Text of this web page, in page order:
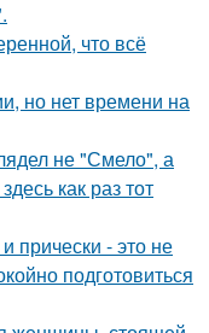
что всё
но нет времени на
не "Смело", а
как раз тот
прически - это не
подготовиться